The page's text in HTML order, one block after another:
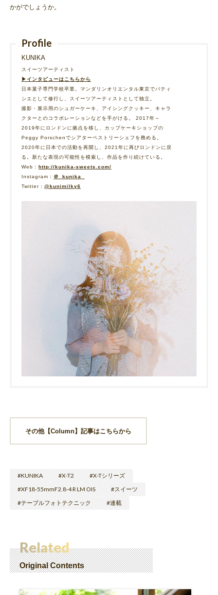
かがでしょうか。
Profile
KUNIKA
スイーツアーティスト
▶︎インタビューはこちらから
日本菓子専門学校卒業。マンダリンオリエンタル東京でパティ
シエとして修行し、スイーツアーティストとして独立。
撮影・展示用のシュガーケーキ、アイシングクッキー、キャラ
クターとのコラボレーションなどを手がける。 2017年～
2019年にロンドンに拠点を移し、カップケーキショップの
Peggy Porschenでシアターペストリーシェフを務める。
2020年に日本での活動を再開し、2021年に再びロンドンに戻
る。新たな表現の可能性を模索し、作品を作り続けている。
Web： http://kunika-sweets.com/
Instagram： ＠_kunika_
Twitter： @kunimilky6
その他【Column】記事はこちらから
KUNIKA X-T2
X-Tシリーズ
XF18-55mmF2.8-4 R LM OIS
スイーツ
テーブルフォトテクニック
連載
Related
Original Contents